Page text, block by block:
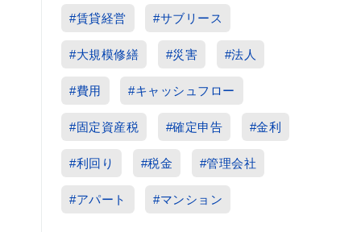
#賃貸経営 #サブリース
#大規模修繕 #災害 #法人
#費用 #キャッシュフロー
#固定資産税 #確定申告 #金利
#利回り #税金 #管理会社
#アパート #マンション